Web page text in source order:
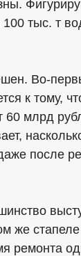
тыс. т
Во-
к тому,
60 млрд
после
же
ремонта